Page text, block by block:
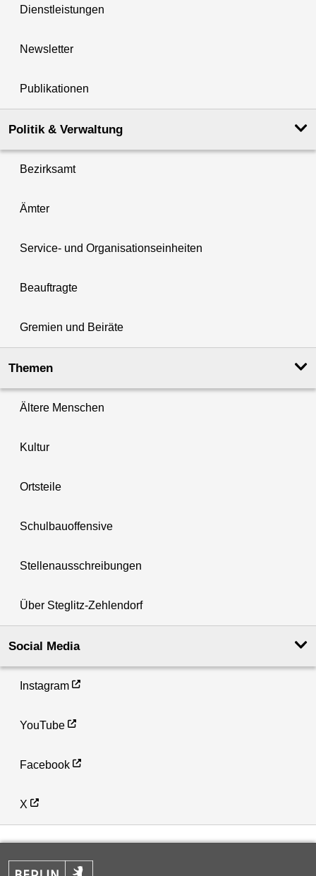
Dienstleistungen
Newsletter
Publikationen
Politik & Verwaltung
Bezirksamt
Ämter
Service- und Organisationseinheiten
Beauftragte
Gremien und Beiräte
Themen
Ältere Menschen
Kultur
Ortsteile
Schulbauoffensive
Stellenausschreibungen
Über Steglitz-Zehlendorf
Social Media
Instagram
YouTube
Facebook
X